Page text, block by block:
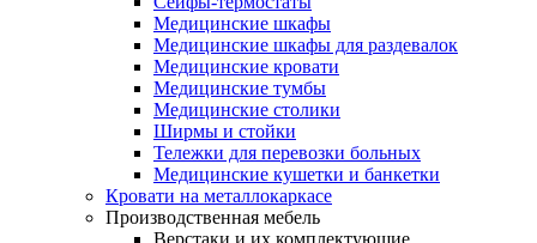
Медицинские шкафы
Медицинские шкафы для раздевалок
Медицинские кровати
Медицинские тумбы
Медицинские столики
Ширмы и стойки
Тележки для перевозки больных
Медицинские кушетки и банкетки
Кровати на металлокаркасе
Производственная мебель
Верстаки и их комплектующие